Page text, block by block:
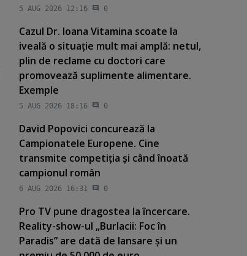
5 AUG 2026 12:16 0
Cazul Dr. Ioana Vitamina scoate la
iveală o situaţie mult mai amplă: netul,
plin de reclame cu doctori care
promovează suplimente alimentare.
Exemple
5 AUG 2026 18:16 0
David Popovici concurează la
Campionatele Europene. Cine
transmite competiţia şi când înoată
campionul român
6 AUG 2026 16:31 0
Pro TV pune dragostea la încercare.
Reality-show-ul „Burlacii: Foc în
Paradis” are dată de lansare şi un